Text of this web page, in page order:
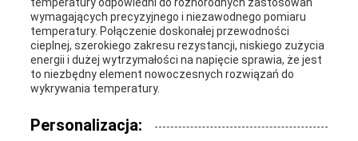
wymagających precyzyjnego i niezawodnego pomiaru
temperatury. Połączenie doskonałej przewodności
cieplnej, szerokiego zakresu rezystancji, niskiego zużycia
energii i dużej wytrzymałości na napięcie sprawia, że ​​jest
to niezbędny element nowoczesnych rozwiązań do
wykrywania temperatury.
Personalizacja: